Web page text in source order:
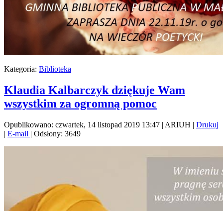
Kategoria: Biblioteka
Klaudia Kalbarczyk dziękuje Wam
wszystkim za ogromną pomoc
Opublikowano: czwartek, 14 listopad 2019 13:47 | ARIUH | Drukuj
| E-mail | Odsłony: 3649